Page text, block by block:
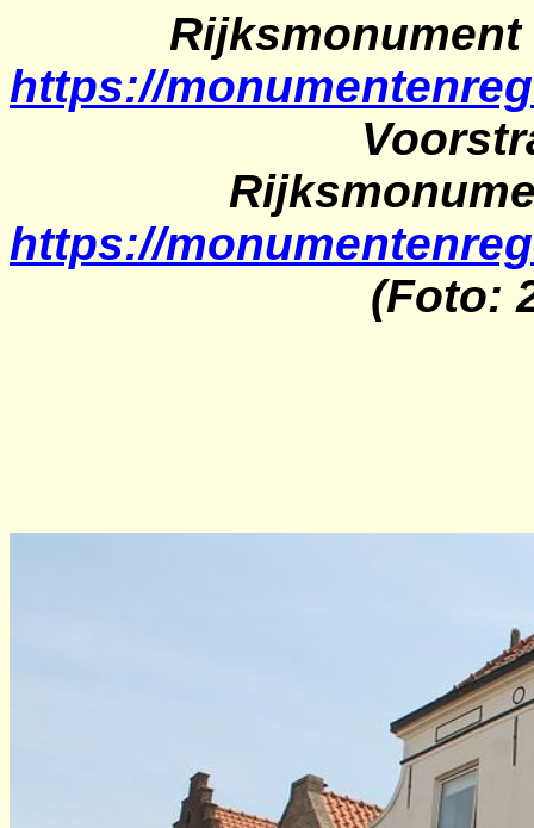
Rijksmonument
https://
https://
(Foto: